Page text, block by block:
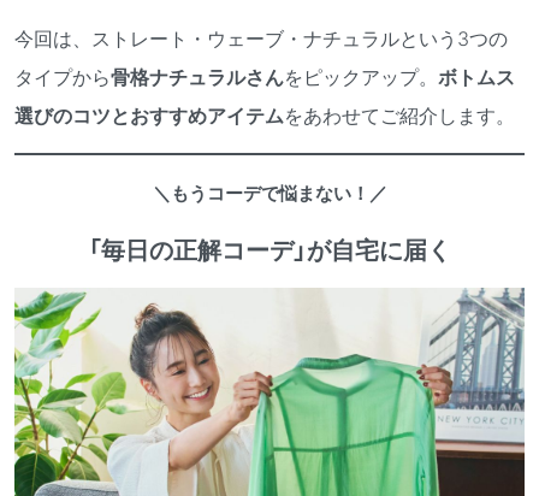
今回は、ストレート・ウェーブ・ナチュラルという3つの
タイプから骨格ナチュラルさんをピックアップ。 ボトムス
選びのコツとおすすめアイテムをあわせてご紹介します。
＼もうコーデで悩まない！／
「毎日の正解コーデ」が自宅に届く